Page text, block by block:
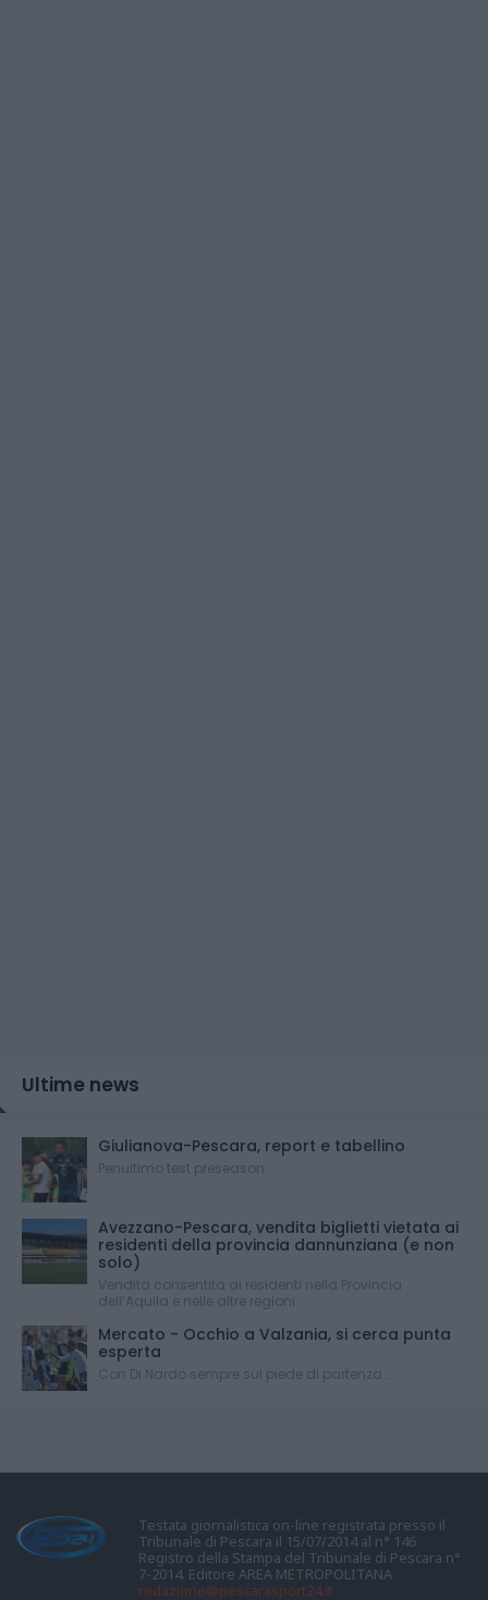
Ultime news
Giulianova-Pescara, report e tabellino
Penultimo test preseason
Avezzano-Pescara, vendita biglietti vietata ai
residenti della provincia dannunziana (e non
solo)
Vendita consentita ai residenti nella Provincia
dell’Aquila e nelle altre regioni.
Mercato - Occhio a Valzania, si cerca punta
esperta
Con Di Nardo sempre sul piede di partenza...
Testata giornalistica on-line registrata presso il
Tribunale di Pescara il 15/07/2014 al n° 146
Registro della Stampa del Tribunale di Pescara n°
7-2014. Editore AREA METROPOLITANA
redazione@pescarasport24.it